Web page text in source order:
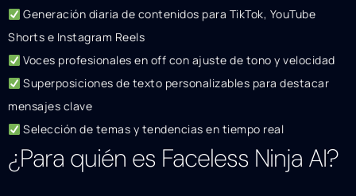
Generación diaria de contenidos para TikTok, YouTube
Shorts e Instagram Reels
Voces profesionales en off con ajuste de tono y velocidad
Superposiciones de texto personalizables para destacar
mensajes clave
Selección de temas y tendencias en tiempo real
¿Para quién es Faceless Ninja AI?